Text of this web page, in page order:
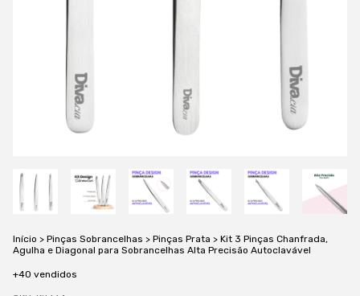
Início > Pinças Sobrancelhas > Pinças Prata > Kit 3 Pinças Chanfrada,
Agulha e Diagonal para Sobrancelhas Alta Precisão Autoclavável
+40 vendidos